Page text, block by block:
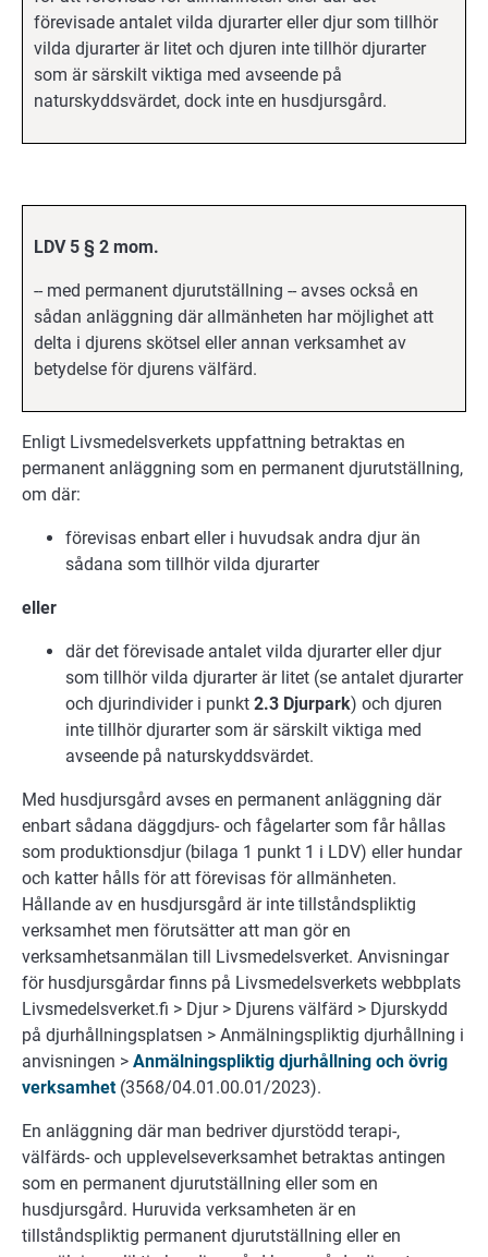
förevisade antalet vilda djurarter eller djur som tillhör
vilda djurarter är litet och djuren inte tillhör djurarter
som är särskilt viktiga med avseende på
naturskyddsvärdet, dock inte en husdjursgård.
LDV 5 § 2 mom.
-- med permanent djurutställning -- avses också en
sådan anläggning där allmänheten har möjlighet att
delta i djurens skötsel eller annan verksamhet av
betydelse för djurens välfärd.
Enligt Livsmedelsverkets uppfattning betraktas en
permanent anläggning som en permanent djurutställning,
om där:
förevisas enbart eller i huvudsak andra djur än
sådana som tillhör vilda djurarter
eller
där det förevisade antalet vilda djurarter eller djur
som tillhör vilda djurarter är litet (se antalet djurarter
och djurindivider i punkt 2.3 Djurpark) och djuren
inte tillhör djurarter som är särskilt viktiga med
avseende på naturskyddsvärdet.
Med husdjursgård avses en permanent anläggning där
enbart sådana däggdjurs- och fågelarter som får hållas
som produktionsdjur (bilaga 1 punkt 1 i LDV) eller hundar
och katter hålls för att förevisas för allmänheten.
Hållande av en husdjursgård är inte tillståndspliktig
verksamhet men förutsätter att man gör en
verksamhetsanmälan till Livsmedelsverket. Anvisningar
för husdjursgårdar finns på Livsmedelsverkets webbplats
Livsmedelsverket.fi > Djur > Djurens välfärd > Djurskydd
på djurhållningsplatsen > Anmälningspliktig djurhållning i
anvisningen > Anmälningspliktig djurhållning och övrig
verksamhet(3568/04.01.00.01/2023).
En anläggning där man bedriver djurstödd terapi-,
välfärds- och upplevelseverksamhet betraktas antingen
som en permanent djurutställning eller som en
husdjursgård. Huruvida verksamheten är en
tillståndspliktig permanent djurutställning eller en